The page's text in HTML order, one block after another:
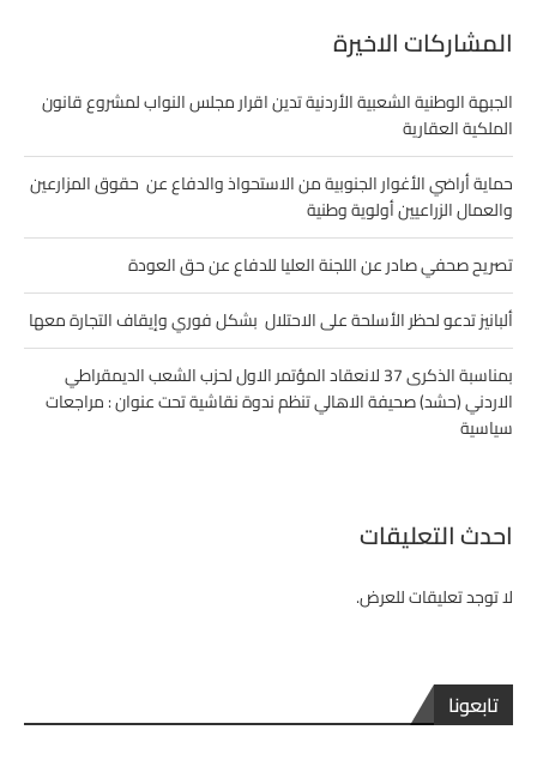
المشاركات الاخيرة
الجبهة الوطنية الشعبية الأردنية تدين اقرار مجلس النواب لمشروع قانون
الملكية العقارية
حماية أراضي الأغوار الجنوبية من الاستحواذ والدفاع عن حقوق المزارعين
والعمال الزراعيين أولوية وطنية
تصريح صحفي صادر عن اللجنة العليا للدفاع عن حق العودة
ألبانيز تدعو لحظر الأسلحة على الاحتلال بشكل فوري وإيقاف التجارة معها
بمناسبة الذكرى 37 لانعقاد المؤتمر الاول لحزب الشعب الديمقراطي
الاردني (حشد) صحيفة الاهالي تنظم ندوة نقاشية تحت عنوان : مراجعات
سياسية
احدث التعليقات
لا توجد تعليقات للعرض.
تابعونا